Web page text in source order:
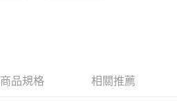
商品規格 相關推薦